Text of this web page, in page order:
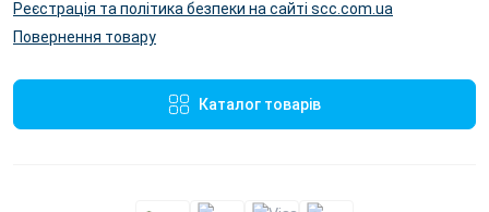
Реєстрація та політика безпеки на сайті scc.com.ua
Повернення товару
Каталог товарів